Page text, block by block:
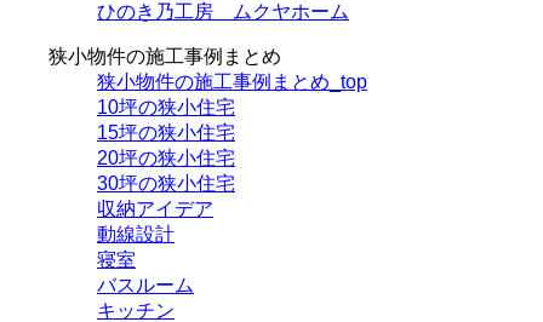
ひのき乃工房 ムクヤホーム
狭小物件の施工事例まとめ
狭小物件の施工事例まとめ_top
10坪の狭小住宅
15坪の狭小住宅
20坪の狭小住宅
30坪の狭小住宅
収納アイデア
動線設計
寝室
バスルーム
キッチン